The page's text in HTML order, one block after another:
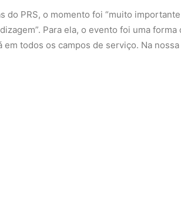
PRS, o momento foi “muito
Para ela, o evento foi uma forma
todos os campos de serviço. Na